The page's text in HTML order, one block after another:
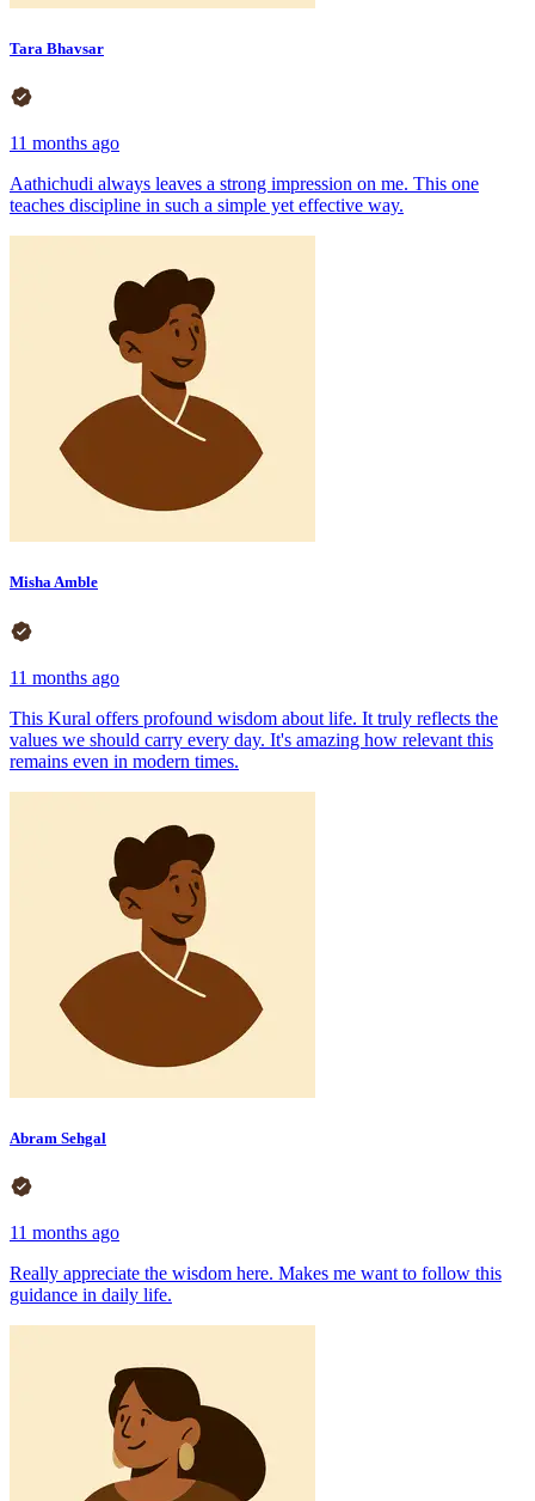
Tara Bhavsar
11 months ago
Aathichudi always leaves a strong impression on me. This one
teaches discipline in such a simple yet effective way.
Misha Amble
11 months ago
This Kural offers profound wisdom about life. It truly reflects the
values we should carry every day. It's amazing how relevant this
remains even in modern times.
Abram Sehgal
11 months ago
Really appreciate the wisdom here. Makes me want to follow this
guidance in daily life.